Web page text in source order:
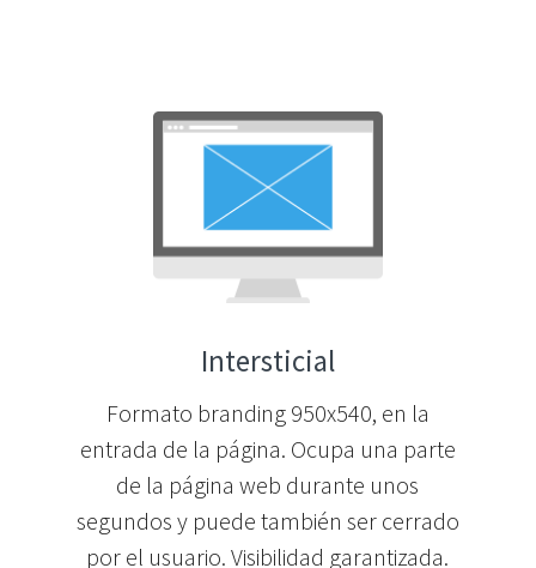
Intersticial
Formato branding 950x540, en la
entrada de la página. Ocupa una parte
de la página web durante unos
segundos y puede también ser cerrado
por el usuario. Visibilidad garantizada.